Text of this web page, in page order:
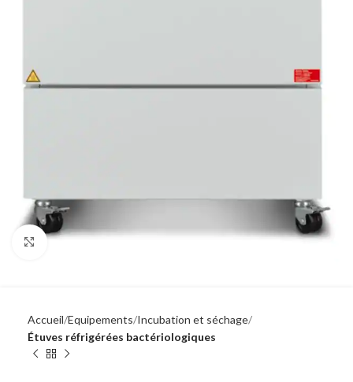
Accueil Equipements Incubation et séchage
Étuves réfrigérées bactériologiques